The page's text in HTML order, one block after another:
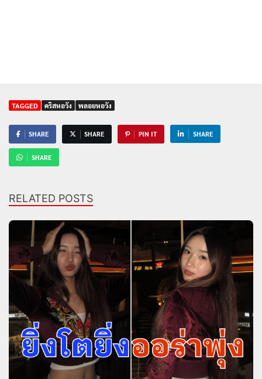
TAGGED คริสหอวัง พลอยหอวัง
SHARE SHARE PIN IT SHARE
SHARE
RELATED POSTS